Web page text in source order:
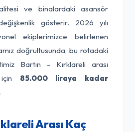
ve binalardaki asansör
gösterir. 2026 yılı
ekiplerimizce belirlenen
doğrultusunda, bu rotadaki
Bartın - Kırklareli arası
85.000 liraya kadar
Arası Kaç